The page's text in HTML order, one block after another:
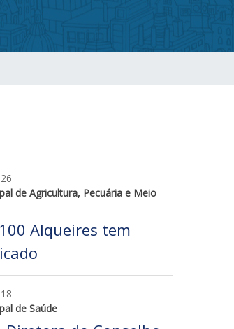
de Agricultura, Pecuária e Meio
Alqueires tem
de Saúde